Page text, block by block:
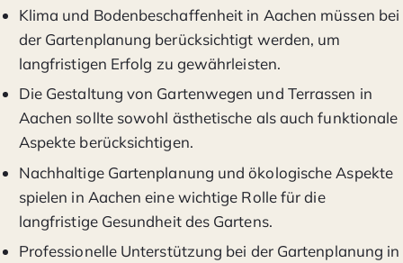
Klima und Bodenbeschaffenheit in Aachen müssen bei
der Gartenplanung berücksichtigt werden, um
langfristigen Erfolg zu gewährleisten.
Die Gestaltung von Gartenwegen und Terrassen in
Aachen sollte sowohl ästhetische als auch funktionale
Aspekte berücksichtigen.
Nachhaltige Gartenplanung und ökologische Aspekte
spielen in Aachen eine wichtige Rolle für die
langfristige Gesundheit des Gartens.
Professionelle Unterstützung bei der Gartenplanung in